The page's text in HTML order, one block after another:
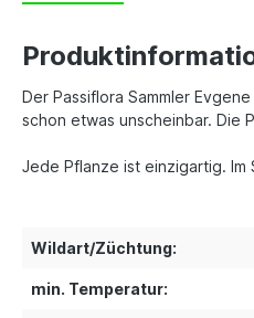
Der Passiflora Sammler
schon etwas unscheinbar. Die
Jede Pflanze ist einzigartig.
Wildart/Züchtung:
min. Temperatur: